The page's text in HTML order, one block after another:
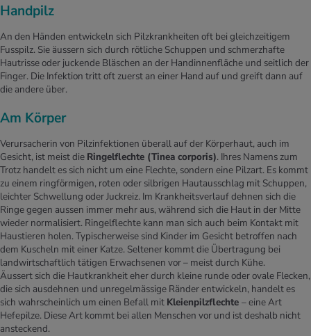
Handpilz
An den Händen entwickeln sich Pilzkrankheiten oft bei gleichzeitigem
Fusspilz. Sie äussern sich durch rötliche Schuppen und schmerzhafte
Hautrisse oder juckende Bläschen an der Handinnenfläche und seitlich der
Finger. Die Infektion tritt oft zuerst an einer Hand auf und greift dann auf
die andere über.
Am Körper
Verursacherin von Pilzinfektionen überall auf der Körperhaut, auch im
Gesicht, ist meist die Ringelflechte (Tinea corporis). Ihres Namens zum
Trotz handelt es sich nicht um eine Flechte, sondern eine Pilzart. Es kommt
zu einem ringförmigen, roten oder silbrigen Hautausschlag mit Schuppen,
leichter Schwellung oder Juckreiz. Im Krankheitsverlauf dehnen sich die
Ringe gegen aussen immer mehr aus, während sich die Haut in der Mitte
wieder normalisiert. Ringelflechte kann man sich auch beim Kontakt mit
Haustieren holen. Typischerweise sind Kinder im Gesicht betroffen nach
dem Kuscheln mit einer Katze. Seltener kommt die Übertragung bei
landwirtschaftlich tätigen Erwachsenen vor – meist durch Kühe.
Äussert sich die Hautkrankheit eher durch kleine runde oder ovale Flecken,
die sich ausdehnen und unregelmässige Ränder entwickeln, handelt es
sich wahrscheinlich um einen Befall mit Kleienpilzflechte – eine Art
Hefepilze. Diese Art kommt bei allen Menschen vor und ist deshalb nicht
ansteckend.